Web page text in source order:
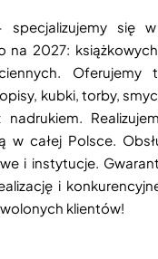
specjalizujemy się w
na 2027:
Oferujemy
kubki, torby,
w całej Polsce.
i instytucje.
i
klientów!